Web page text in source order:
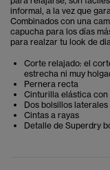
informal, a la vez que
Combinados con una
capucha para los días
para realzar tu look de
Corte relajado: el
estrecha ni muy
Pernera recta
Cinturilla elástica
Dos bolsillos laterales
Cintas a rayas
Detalle de Superdry